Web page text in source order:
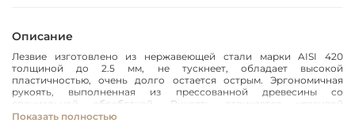
Описание
Лезвие изготовлено из нержавеющей стали марки AISI 420
толщиной до 2.5 мм, не тускнеет, обладает высокой
пластичностью, очень долго остается острым. Эргономичная
рукоять, выполненная из прессованной древесины со
специальной обработкой. Рукоять отличается красивой
текстурой. Специальная обработка обеспечивает древесине
Показать полностью